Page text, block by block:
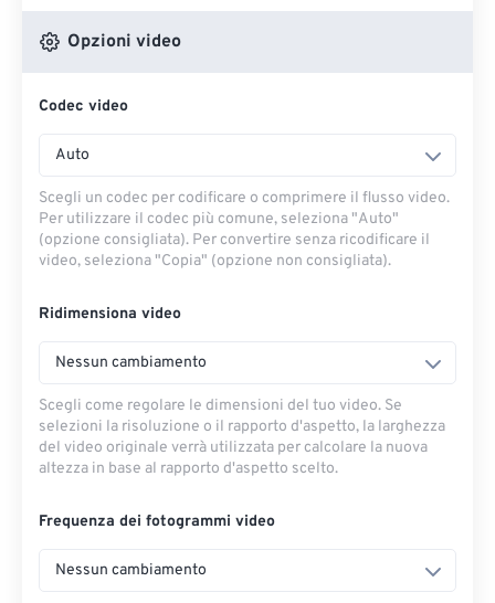
Opzioni video
Codec video
Auto
Scegli un codec per codificare o comprimere il flusso video.
Per utilizzare il codec più comune, seleziona "Auto"
(opzione consigliata). Per convertire senza ricodificare il
video, seleziona "Copia" (opzione non consigliata).
Ridimensiona video
Nessun cambiamento
Scegli come regolare le dimensioni del tuo video. Se
selezioni la risoluzione o il rapporto d'aspetto, la larghezza
del video originale verrà utilizzata per calcolare la nuova
altezza in base al rapporto d'aspetto scelto.
Frequenza dei fotogrammi video
Nessun cambiamento